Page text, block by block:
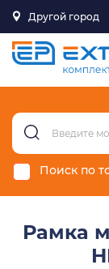
Другой город
Поиск по
Рамка